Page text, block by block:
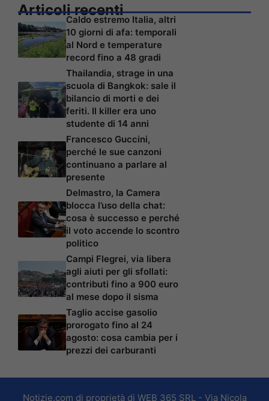
Articoli recenti
Caldo estremo Italia, altri
10 giorni di afa: temporali
al Nord e temperature
record fino a 48 gradi
Thailandia, strage in una
scuola di Bangkok: sale il
bilancio di morti e dei
feriti. Il killer era uno
studente di 14 anni
Francesco Guccini,
perché le sue canzoni
continuano a parlare al
presente
Delmastro, la Camera
blocca l’uso della chat:
cosa è successo e perché
il voto accende lo scontro
politico
Campi Flegrei, via libera
agli aiuti per gli sfollati:
contributi fino a 900 euro
al mese dopo il sisma
Taglio accise gasolio
prorogato fino al 24
agosto: cosa cambia per i
prezzi dei carburanti
Notizie.com di proprietà di WEB 365 SRL - Via Nicola